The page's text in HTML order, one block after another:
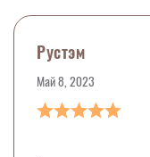
Рустэм
Май 8, 2023